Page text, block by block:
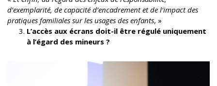
d’exemplarité, de capacité d’encadrement et de l’impact des
pratiques familiales sur les usages des enfants, »
L’accès aux écrans doit-il être régulé uniquement
à l’égard des mineurs ?